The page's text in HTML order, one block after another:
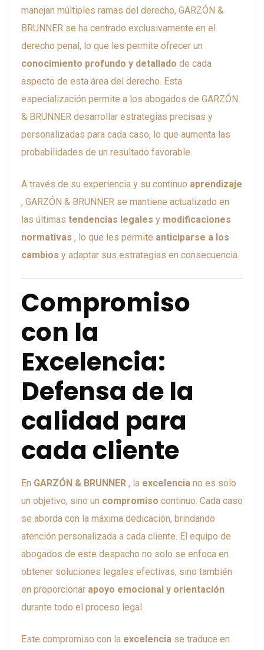
manejan múltiples ramas del derecho, GARZÓN &
BRUNNER se ha centrado exclusivamente en el
derecho penal, lo que les permite ofrecer un
conocimiento profundo y detallado de cada
aspecto de esta área del derecho. Esta
especialización permite a los abogados de GARZÓN
& BRUNNER desarrollar estrategias precisas y
personalizadas para cada caso, lo que aumenta las
probabilidades de un resultado favorable.
A través de su experiencia y su continuo aprendizaje
, GARZÓN & BRUNNER se mantiene actualizado en
las últimas tendencias legales y modificaciones
normativas , lo que les permite anticiparse a los
cambios y adaptar sus estrategias en consecuencia.
Compromiso
con la
Excelencia:
Defensa de la
calidad para
cada cliente
En GARZÓN & BRUNNER , la excelencia no es solo
un objetivo, sino un compromiso continuo. Cada caso
se aborda con la máxima dedicación, brindando
atención personalizada a cada cliente. El equipo de
abogados de este despacho no solo se enfoca en
obtener soluciones legales efectivas, sino también
en proporcionar apoyo emocional y orientación
durante todo el proceso legal.
Este compromiso con la excelencia se traduce en